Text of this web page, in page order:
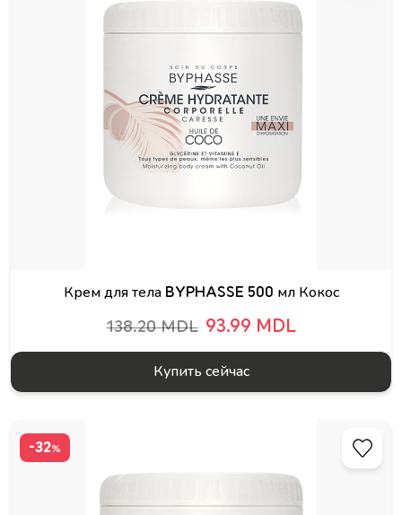
Крем для тела BYPHASSE 500 мл Кокос
138.20 MDL 93.99 MDL
Купить сейчас
-32%